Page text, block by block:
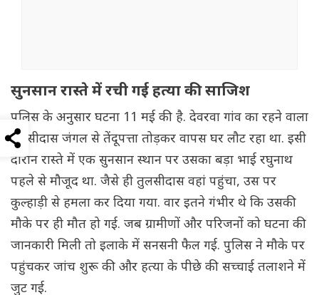
सुनसान रास्ते में रची गई हत्या की साजिश
पुलिस के अनुसार घटना 11 मई की है. देवरवा गांव का रहने वाला
तुलसीदास जंगल से तेंदूपत्ता तोड़कर वापस घर लौट रहा था. इसी
दौरान रास्ते में एक सुनसान स्थान पर उसका बड़ा भाई रघुनाथ
पहले से मौजूद था. जैसे ही तुलसीदास वहां पहुंचा, उस पर
कुल्हाड़ी से हमला कर दिया गया. वार इतने गंभीर थे कि उसकी
मौके पर ही मौत हो गई. जब ग्रामीणों और परिजनों को घटना की
जानकारी मिली तो इलाके में सनसनी फैल गई. पुलिस ने मौके पर
पहुंचकर जांच शुरू की और हत्या के पीछे की सच्चाई तलाशने में
जुट गई.